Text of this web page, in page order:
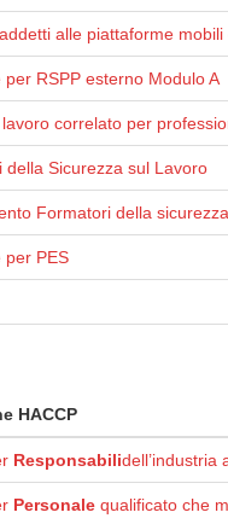
alle piattaforme mobili
RSPP esterno Modulo A
correlato per
Sicurezza sul Lavoro
Formatori della sicurezza
per PES
HACCP
Responsabilidell’industria
Personale qualificato che